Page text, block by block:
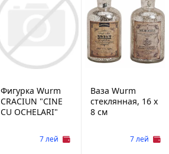
Фигурка Wurm
CRACIUN "CINE
CU OCHELARI"
7 лей
Ваза Wurm
стеклянная, 16 x
8 см
7 лей